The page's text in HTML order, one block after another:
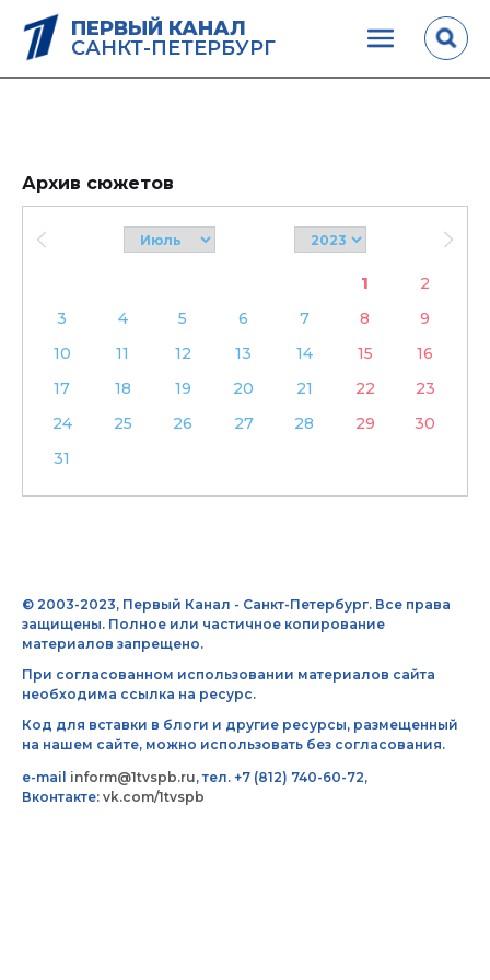
ПЕРВЫЙ КАНАЛ
САНКТ-ПЕТЕРБУРГ
Архив сюжетов
1
2
3
4 5 6 7 8
9
10
11 12 13 14 15
16
17
18 19 20 21 22
23
24
25 26 27 28 29
30
31
© 2003-2023, Первый Канал - Санкт-Петербург. Все права
защищены. Полное или частичное копирование
материалов запрещено.
При согласованном использовании материалов сайта
необходима ссылка на ресурс.
Код для вставки в блоги и другие ресурсы, размещенный
на нашем сайте, можно использовать без согласования.
e-mail inform@1tvspb.ru, тел. +7 (812) 740-60-72,
Вконтакте: vk.com/1tvspb